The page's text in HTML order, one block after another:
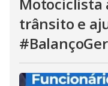
Motociclista
trânsito e